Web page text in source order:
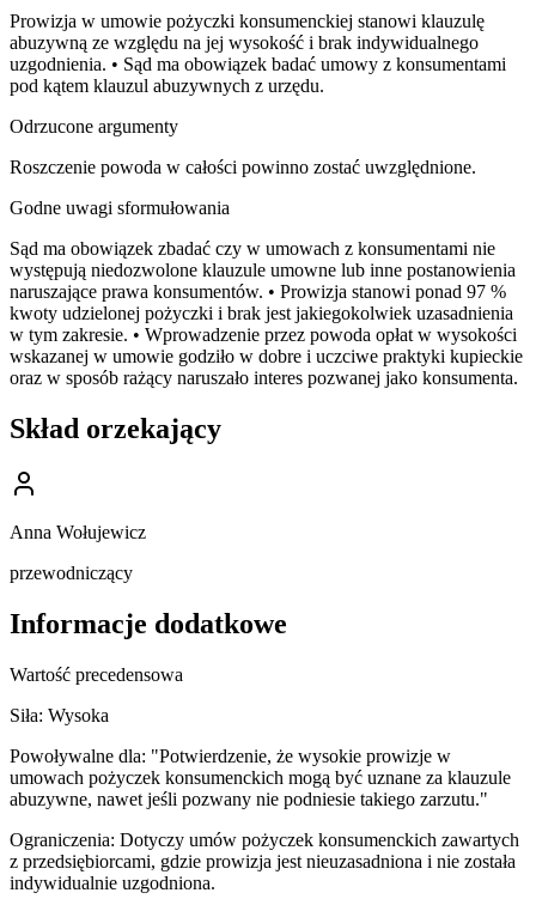
Prowizja w umowie pożyczki konsumenckiej stanowi klauzulę
abuzywną ze względu na jej wysokość i brak indywidualnego
uzgodnienia. • Sąd ma obowiązek badać umowy z konsumentami
pod kątem klauzul abuzywnych z urzędu.
Odrzucone argumenty
Roszczenie powoda w całości powinno zostać uwzględnione.
Godne uwagi sformułowania
Sąd ma obowiązek zbadać czy w umowach z konsumentami nie
występują niedozwolone klauzule umowne lub inne postanowienia
naruszające prawa konsumentów. • Prowizja stanowi ponad 97 %
kwoty udzielonej pożyczki i brak jest jakiegokolwiek uzasadnienia
w tym zakresie. • Wprowadzenie przez powoda opłat w wysokości
wskazanej w umowie godziło w dobre i uczciwe praktyki kupieckie
oraz w sposób rażący naruszało interes pozwanej jako konsumenta.
Skład orzekający
Anna Wołujewicz
przewodniczący
Informacje dodatkowe
Wartość precedensowa
Siła: Wysoka
Powoływalne dla: "Potwierdzenie, że wysokie prowizje w
umowach pożyczek konsumenckich mogą być uznane za klauzule
abuzywne, nawet jeśli pozwany nie podniesie takiego zarzutu."
Ograniczenia: Dotyczy umów pożyczek konsumenckich zawartych
z przedsiębiorcami, gdzie prowizja jest nieuzasadniona i nie została
indywidualnie uzgodniona.